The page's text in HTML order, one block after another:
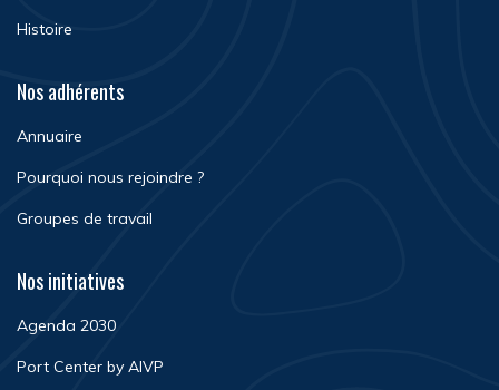
Histoire
Nos adhérents
Annuaire
Pourquoi nous rejoindre ?
Groupes de travail
Nos initiatives
Agenda 2030
Port Center by AIVP